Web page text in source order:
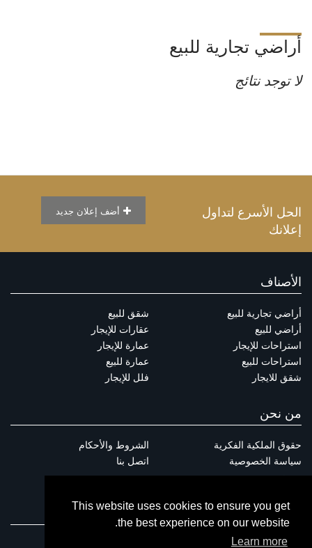
This website uses cookies to ensure you get
the best experience on our website.
Learn more
أراضي تجارية للبيع
لا توجد نتائج
الحل الأسرع لتداول
إعلانك
أضف إعلان جديد
الأصناف
أراضي تجارية للبيع
أراضي للبيع
استراحات للإيجار
استراحات للبيع
شقق للايجار
شقق للبيع
عقارات للإيجار
عمارة للإيجار
عمارة للبيع
فلل للإيجار
من نحن
حقوق الملكية الفكرية
سياسة الخصوصية
من نحن
الشروط والأحكام
اتصل بنا
الاتصال